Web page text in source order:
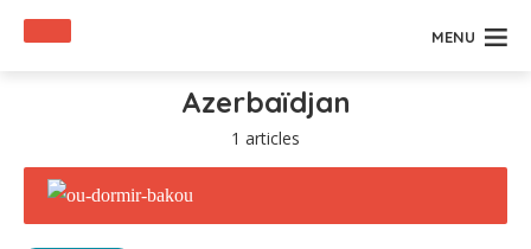
MENU
Azerbaïdjan
1 articles